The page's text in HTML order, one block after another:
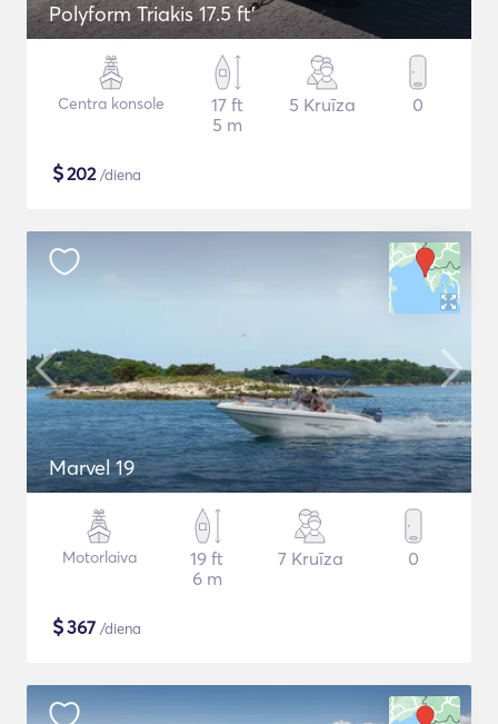
Polyform Triakis 17.5 ft'
Centra konsole
17 ft
5 m
5 Kruīza 0
$202/diena
Marvel 19
Motorlaiva
19 ft
6 m
7 Kruīza 0
$367 /diena